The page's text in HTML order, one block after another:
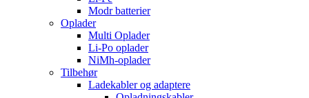
Modr batterier
Oplader
Multi Oplader
Li-Po oplader
NiMh-oplader
Tilbehør
Ladekabler og adaptere